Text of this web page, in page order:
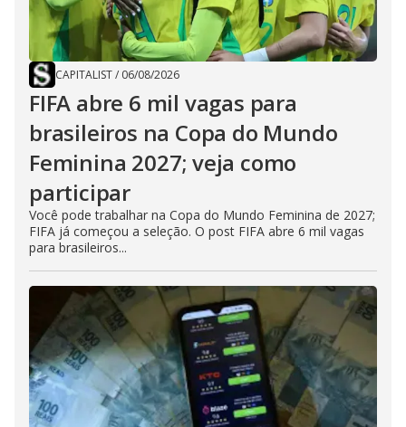
CAPITALIST/ 06/08/2026
FIFA abre 6 mil vagas para
brasileiros na Copa do Mundo
Feminina 2027; veja como
participar
Você pode trabalhar na Copa do Mundo Feminina de 2027;
FIFA já começou a seleção. O post FIFA abre 6 mil vagas
para brasileiros...